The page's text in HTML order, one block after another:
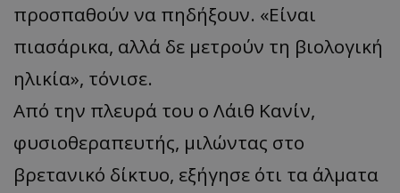
προσπαθούν να πηδήξουν. «Είναι
πιασάρικα, αλλά δε μετρούν τη βιολογική
ηλικία», τόνισε.
Από την πλευρά του ο Λάιθ Κανίν,
φυσιοθεραπευτής, μιλώντας στο
βρετανικό δίκτυο, εξήγησε ότι τα άλματα